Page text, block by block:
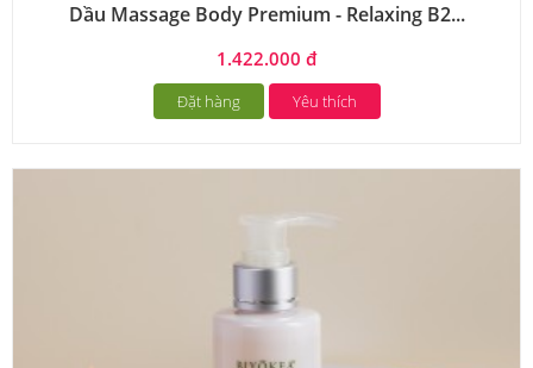
Dầu Massage Body Premium - Relaxing B2...
1.422.000 đ
Đặt hàng Yêu thích